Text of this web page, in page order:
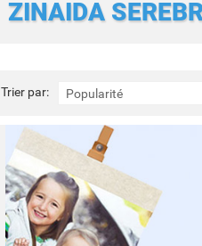
ZINAIDA
Trier par: Popularité
Trier
par: